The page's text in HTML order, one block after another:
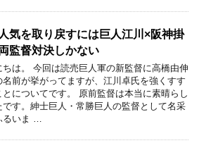
気を取り戻すには巨人江川×阪神掛
監督対決しかない
ちは。 今回は読売巨人軍の新監督に高橋由伸
名前が挙がってますが、江川卓氏を強くすす
とについてです。 原前監督は本当に素晴らし
です。紳士巨人・常勝巨人の監督として名采
るいま …